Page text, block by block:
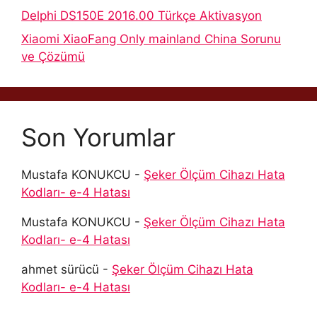
Delphi DS150E 2016.00 Türkçe Aktivasyon
Xiaomi XiaoFang Only mainland China Sorunu
ve Çözümü
Son Yorumlar
Mustafa KONUKCU - Şeker Ölçüm Cihazı Hata
Kodları- e-4 Hatası
Mustafa KONUKCU - Şeker Ölçüm Cihazı Hata
Kodları- e-4 Hatası
ahmet sürücü - Şeker Ölçüm Cihazı Hata
Kodları- e-4 Hatası